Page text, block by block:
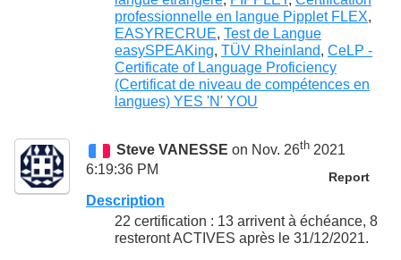
professionnelle en langue Pipplet FLEX,
EASYRECRUE, Test de Langue
easySPEAKing, TÜV Rheinland, CeLP -
Certificate of Language Proficiency
(Certificat de niveau de compétences en
langues) YES 'N' YOU
Steve VANESSE on Nov. 26th 2021
6:19:36 PM
Report
Description
22 certification : 13 arrivent à échéance, 8
resteront ACTIVES après le 31/12/2021.